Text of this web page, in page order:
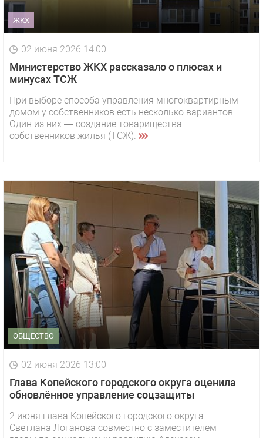
ЖКХ
02 июня 2026 14:00
Министерство ЖКХ рассказало о плюсах и
минусах ТСЖ
При выборе способа управления многоквартирным
домом у собственников есть несколько вариантов.
Один из них — создание товарищества
собственников жилья (ТСЖ).
ОБЩЕСТВО
02 июня 2026 13:00
Глава Копейского городского округа оценила
обновлённое управление соцзащиты
2 июня глава Копейского городского округа
Светлана Логанова совместно с заместителем
1 видео СМОТРЕТЬ